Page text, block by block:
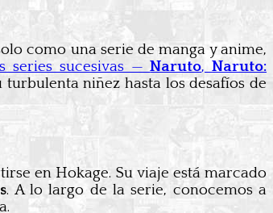
como una serie de manga y anime,
series sucesivas —Naruto,Naruto:
turbulenta niñez hasta los desafíos de
en Hokage. Su viaje está marcado
. A lo largo de la serie, conocemos a